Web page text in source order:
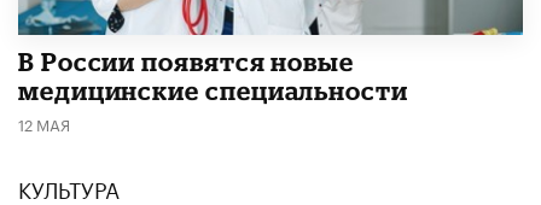
В России появятся новые
медицинские специальности
12 МАЯ
КУЛЬТУРА